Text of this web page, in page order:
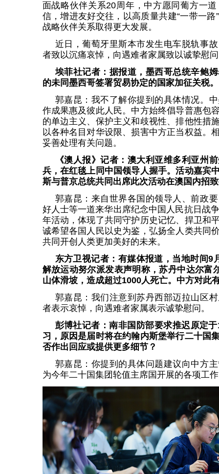
面战略伙伴关系20周年，中方愿同葡方一
信，增进友好交往，以高质量共建“一带一
战略伙伴关系取得更大发展。
近日，葡萄牙里斯本市发生电车脱轨事
者致以沉痛哀悼，向遇难者家属致以诚挚慰
埃菲社记者：据报道，墨西哥总统辛鲍
的未同墨西哥签署贸易协定的国家加征关税
郭嘉昆：我不了解你提到的具体情况。
作成果惠及彼此人民。中方始终倡导普惠包
的单边主义、保护主义和歧视性、排他性措
以各种名目对华设限、损害中方正当权益。
妥善处理有关问题。
《澳人报》记者：澳大利亚维多利亚州
兵，在红毯上同中国领导人握手。活动嘉宾
斯与普京总统共同出席此次活动在澳国内招
郭嘉昆：来自世界各国的领导人、前政
好人士等一道来华出席纪念中国人民抗日战
年活动，体现了共同守护历史记忆、捍卫和
诚希望各国人民以史为鉴，弘扬全人类共同
共同开创人类更加美好的未来。
东方卫视记者：有媒体报道，当地时间9
解放运动努尔派发表声明称，苏丹中达尔富
山体滑坡，造成超过1000人死亡。中方对此
郭嘉昆：我们注意到苏丹西部迈拉山区
者表示哀悼，向遇难者家属表示诚挚慰问。
彭博社记者：南非国防部要求推迟原定
习，原因是届时将在约翰内斯堡举行二十国
否作出回应或提供更多细节？
郭嘉昆：你提到的具体问题建议向中方
为今年二十国集团轮值主席国开展的各项工